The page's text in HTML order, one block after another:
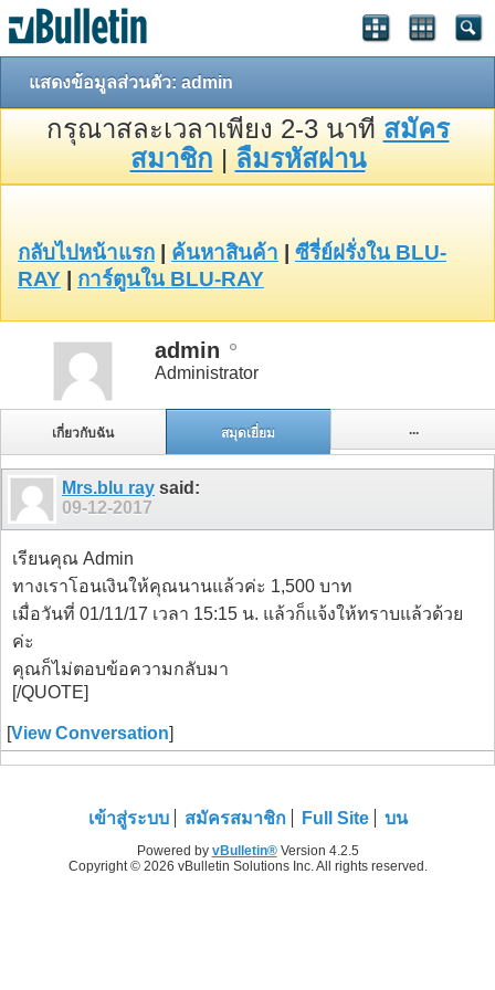
แสดงข้อมูลส่วนตัว: admin
กรุณาสละเวลาเพียง 2-3 นาที สมัคร
สมาชิก | ลืมรหัสผ่าน
กลับไปหน้าแรก ค้นหาสินค้า
ซีรี่ย์ฝรั่งใน BLU-
RAY
การ์ตูนใน BLU-RAY
admin
Administrator
เกี่ยวกับฉัน สมุดเยี่ยม ...
Mrs.blu ray said:
09-12-2017
เรียนคุณ Admin
ทางเราโอนเงินให้คุณนานแล้วค่ะ 1,500 บาท
เมื่อวันที่ 01/11/17 เวลา 15:15 น. แล้วก็แจ้งให้ทราบแล้วด้วย
ค่ะ
คุณก็ไม่ตอบข้อความกลับมา
[/QUOTE]
[View Conversation]
เข้าสู่ระบบ สมัครสมาชิก Full Site บน
Powered by vBulletin®Version 4.2.5
Copyright © 2026 vBulletin Solutions Inc. All rights reserved.